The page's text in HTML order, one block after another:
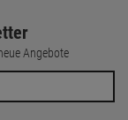
Angebote